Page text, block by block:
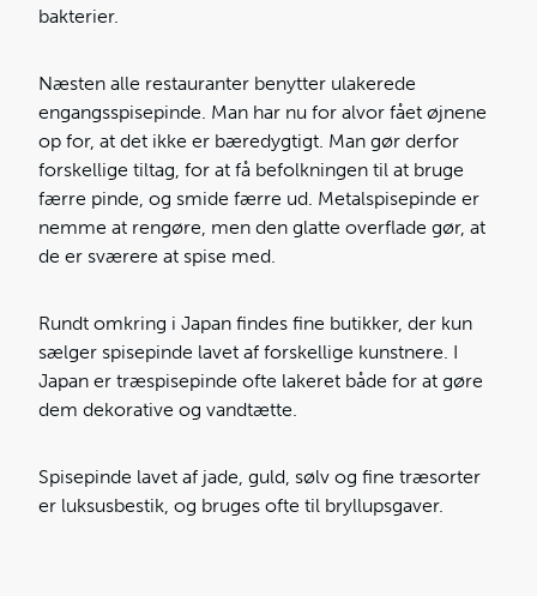
bakterier.
Næsten alle restauranter benytter ulakerede
engangsspisepinde. Man har nu for alvor fået øjnene
op for, at det ikke er bæredygtigt. Man gør derfor
forskellige tiltag, for at få befolkningen til at bruge
færre pinde, og smide færre ud. Metalspisepinde er
nemme at rengøre, men den glatte overflade gør, at
de er sværere at spise med.
Rundt omkring i Japan findes fine butikker, der kun
sælger spisepinde lavet af forskellige kunstnere. I
Japan er træspisepinde ofte lakeret både for at gøre
dem dekorative og vandtætte.
Spisepinde lavet af jade, guld, sølv og fine træsorter
er luksusbestik, og bruges ofte til bryllupsgaver.